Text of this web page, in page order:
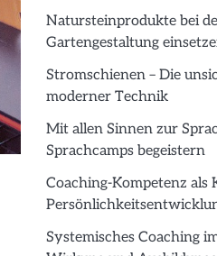
Natursteinprodukte bei
Gartengestaltung
Stromschienen – Die
moderner Technik
Mit allen Sinnen zur
Sprachcamps begeistern
Coaching-Kompetenz als
Systemisches Coaching